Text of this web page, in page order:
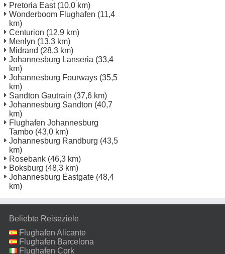
Pretoria East(10,0 km)
Wonderboom Flughafen (11,4
km)
Centurion (12,9 km)
Menlyn (13,3 km)
Midrand (28,3 km)
Johannesburg Lanseria (33,4
km)
Johannesburg Fourways (35,5
km)
Sandton Gautrain (37,6 km)
Johannesburg Sandton (40,7
km)
Flughafen Johannesburg
Tambo (43,0 km)
Johannesburg Randburg (43,5
km)
Rosebank (46,3 km)
Boksburg (48,3 km)
Johannesburg Eastgate (48,4
km)
Beliebte Reiseziele
Flughafen Alicante
Flughafen Barcelona
Flughafen Cork